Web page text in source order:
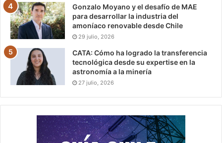
Gonzalo Moyano y el desafío de MAE
para desarrollar la industria del
amoníaco renovable desde Chile
29 julio, 2026
CATA: Cómo ha logrado la transferencia
tecnológica desde su expertise en la
astronomía a la minería
27 julio, 2026